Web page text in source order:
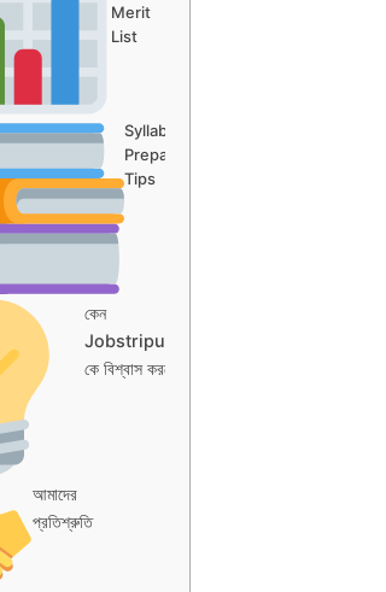
Merit
List
Syllabus ও
Preparation
Tips
কেন
Jobstripura.in-
কে বিশ্বাস করবেন?
আমাদের
প্রতিশ্রুতি